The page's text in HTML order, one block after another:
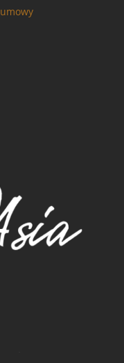
przetwarzać dane,
unikalne identyfikatory na
zgody może